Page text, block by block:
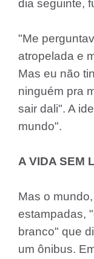
dia seguinte,
"Me
atropelada e
Mas eu não
ninguém pra
sair dali". A
mundo".
A VIDA SEM
Mas o
estampadas,
branco" que
um ônibus.